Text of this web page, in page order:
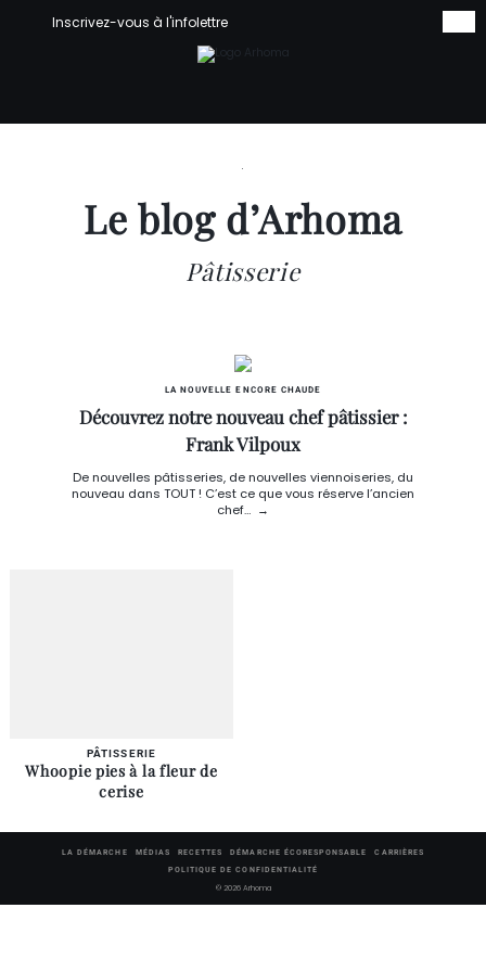
Inscrivez-vous à l'infolettre
Le blog d’Arhoma
Pâtisserie
LA NOUVELLE ENCORE CHAUDE
Découvrez notre nouveau chef pâtissier :
Frank Vilpoux
De nouvelles pâtisseries, de nouvelles viennoiseries, du
nouveau dans TOUT ! C’est ce que vous réserve l’ancien
chef…
PÂTISSERIE
Whoopie pies à la fleur de
cerise
LA DÉMARCHE MÉDIAS RECETTES DÉMARCHE ÉCORESPONSABLE CARRIÈRES
POLITIQUE DE CONFIDENTIALITÉ
© 2026 Arhoma